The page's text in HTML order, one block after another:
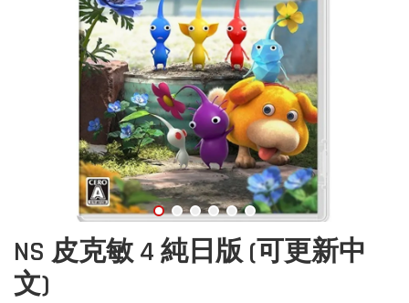
NS 皮克敏 4 純日版 (可更新中
文)